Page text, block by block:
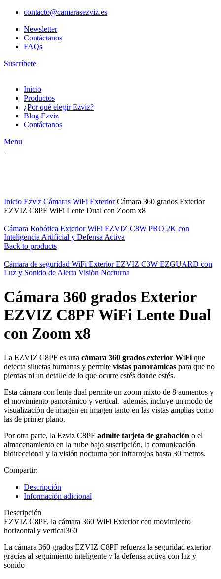
contacto@camarasezviz.es
Newsletter
Contáctanos
FAQs
Suscríbete
Inicio
Productos
¿Por qué elegir Ezviz?
Blog Ezviz
Contáctanos
Menu
Inicio Ezviz Cámaras WiFi ExteriorCámara 360 grados Exterior
EZVIZ C8PF WiFi Lente Dual con Zoom x8
Cámara Robótica Exterior WiFi EZVIZ C8W PRO 2K con
Inteligencia Artificial y Defensa Activa
Back to products
Cámara de seguridad WiFi Exterior EZVIZ C3W EZGUARD con
Luz y Sonido de Alerta Visión Nocturna
Cámara 360 grados Exterior
EZVIZ C8PF WiFi Lente Dual
con Zoom x8
La EZVIZ C8PF es una cámara 360 grados exterior WiFi que
detecta siluetas humanas y permite vistas panorámicas para que no
pierdas ni un detalle de lo que ocurre estés donde estés.
Esta cámara con lente dual permite un zoom mixto de 8 aumentos y
el movimiento panorámico y vertical. además, incluye un modo de
visualización de imagen en imagen tanto en las vistas amplias como
las de primer plano.
Por otra parte, la Ezviz C8PF admite tarjeta de grabación o el
almacenamiento en la nube bajo suscripción, la comunicación
bidireccional y la visión nocturna por infrarrojos hasta 30 metros.
Compartir:
Descripción
Información adicional
Descripción
EZVIZ C8PF, la cámara 360 WiFi Exterior con movimiento
horizontal y vertical360
La cámara 360 grados EZVIZ C8PF refuerza la seguridad exterior
gracias al seguimiento inteligente y la defensa activa con luz y
sonido